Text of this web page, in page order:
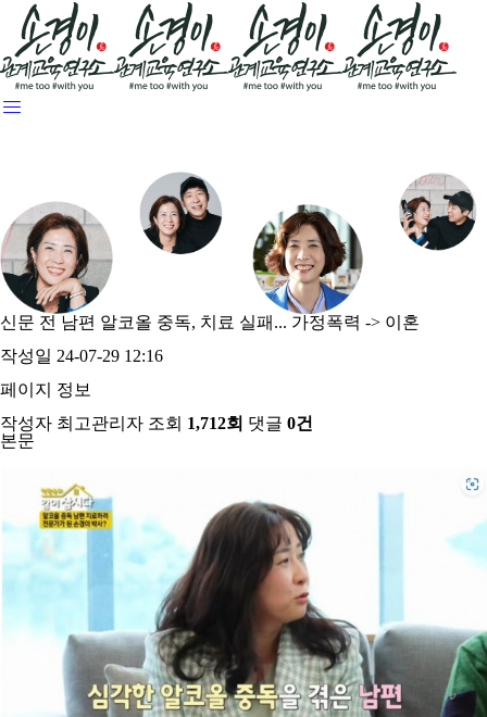
신문 전 남편 알코올 중독, 치료 실패... 가정폭력 -> 이혼
작성일 24-07-29 12:16
페이지 정보
작성자 최고관리자 조회 1,712회 댓글 0건
본문